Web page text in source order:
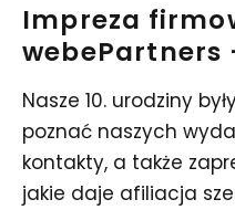
Impreza
webePartners
Nasze 10. urodziny
poznać naszych
kontakty, a także
jakie daje afiliacja